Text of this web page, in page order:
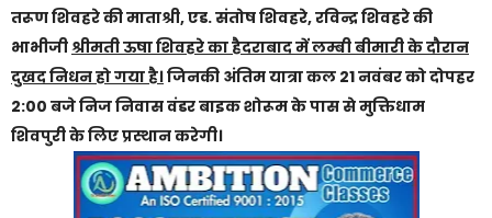
तरूण शिवहरे की माताश्री, एड. संतोष शिवहरे, रविन्द्र शिवहरे की
भाभीजीश्रीमती ऊषा शिवहरे का हैदराबाद में लम्बी बीमारी के दौरान
दुखद निधन हो गया है।जिनकी अंतिम यात्रा कल 21 नवंबर को दोपहर
2:00 बजे निज निवास वंडर बाइक शोरूम के पास से मुक्तिधाम
शिवपुरी के लिए प्रस्थान करेगी।